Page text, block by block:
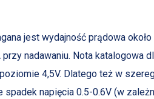
jest wydajność prądowa
nadawaniu. Nota katalogowa
4,5V. Dlatego też w
spadek napięcia 0.5-0.6V (w